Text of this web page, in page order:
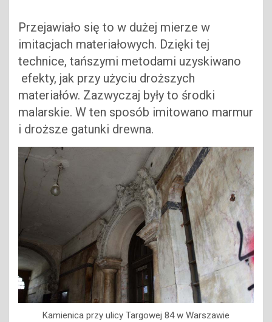
Przejawiało się to w dużej mierze w
imitacjach materiałowych. Dzięki tej
technice, tańszymi metodami uzyskiwano
efekty, jak przy użyciu droższych
materiałów. Zazwyczaj były to środki
malarskie. W ten sposób imitowano marmur
i droższe gatunki drewna.
Kamienica przy ulicy Targowej 84 w Warszawie